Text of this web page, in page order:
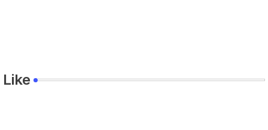
Like